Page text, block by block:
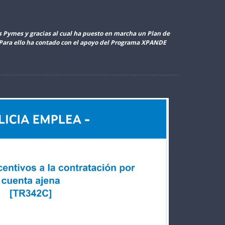
y gracias al cual ha puesto en marcha un Plan de
ello ha contado con el apoyo del Programa XPANDE